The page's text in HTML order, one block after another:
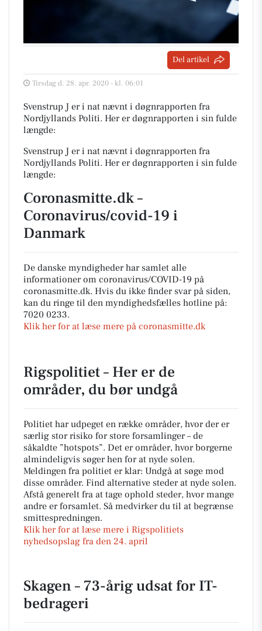
Del artikel
Tirsdag d. 28. apr. 2020 - kl. 06:01
Svenstrup J er i nat nævnt i døgnrapporten fra
Nordjyllands Politi. Her er døgnrapporten i sin fulde
længde:
Svenstrup J er i nat nævnt i døgnrapporten fra
Nordjyllands Politi. Her er døgnrapporten i sin fulde
længde:
Coronasmitte.dk –
Coronavirus/covid-19 i
Danmark
De danske myndigheder har samlet alle
informationer om coronavirus/COVID-19 på
coronasmitte.dk. Hvis du ikke finder svar på siden,
kan du ringe til den myndighedsfælles hotline på:
7020 0233.
Klik her for at læse mere på coronasmitte.dk
Rigspolitiet – Her er de
områder, du bør undgå
Politiet har udpeget en række områder, hvor der er
særlig stor risiko for store forsamlinger – de
såkaldte ”hotspots”. Det er områder, hvor borgerne
almindeligvis søger hen for at nyde solen.
Meldingen fra politiet er klar: Undgå at søge mod
disse områder. Find alternative steder at nyde solen.
Afstå generelt fra at tage ophold steder, hvor mange
andre er forsamlet. Så medvirker du til at begrænse
smittespredningen.
Klik her for at læse mere i Rigspolitiets
nyhedsopslag fra den 24. april
Skagen – 73-årig udsat for IT-
bedrageri